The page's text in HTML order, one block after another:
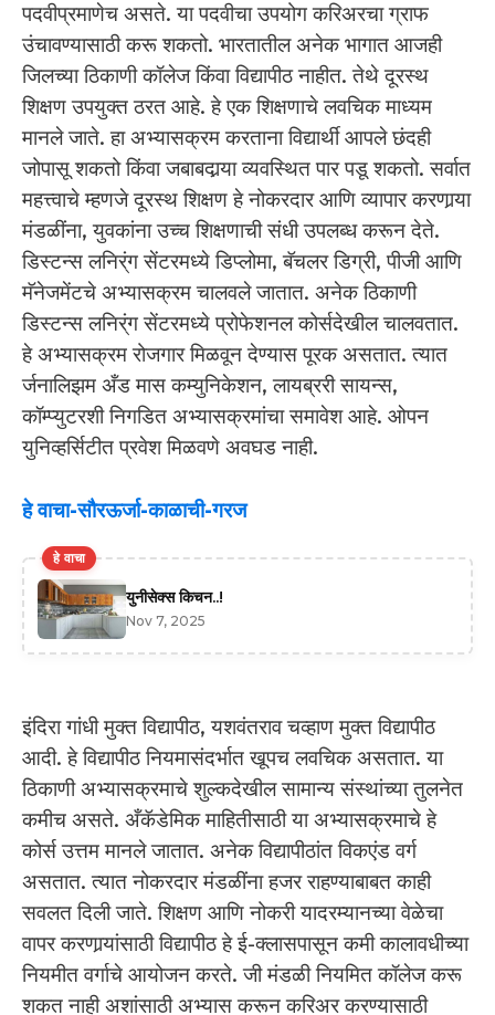
पदवीप्रमाणेच असते. या पदवीचा उपयोग करिअरचा ग्राफ
उंचावण्यासाठी करू शकतो. भारतातील अनेक भागात आजही
जिलच्या ठिकाणी कॉलेज किंवा विद्यापीठ नाहीत. तेथे दूरस्थ
शिक्षण उपयुक्त ठरत आहे. हे एक शिक्षणाचे लवचिक माध्यम
मानले जाते. हा अभ्यासक्रम करताना विद्यार्थी आपले छंदही
जोपासू शकतो किंवा जबाबदार्‍या व्यवस्थित पार पडू शकतो. सर्वात
महत्त्वाचे म्हणजे दूरस्थ शिक्षण हे नोकरदार आणि व्यापार करणार्‍या
मंडळींना, युवकांना उच्च शिक्षणाची संधी उपलब्ध करून देते.
डिस्टन्स लनिर्ंग सेंटरमध्ये डिप्लोमा, बॅचलर डिग्री, पीजी आणि
मॅनेजमेंटचे अभ्यासक्रम चालवले जातात. अनेक ठिकाणी
डिस्टन्स लनिर्ंग सेंटरमध्ये प्रोफेशनल कोर्सदेखील चालवतात.
हे अभ्यासक्रम रोजगार मिळवून देण्यास पूरक असतात. त्यात
र्जनालिझम अँड मास कम्युनिकेशन, लायब्ररी सायन्स,
कॉम्प्युटरशी निगडित अभ्यासक्रमांचा समावेश आहे. ओपन
युनिव्हर्सिटीत प्रवेश मिळवणे अवघड नाही.
हे वाचा-सौरऊर्जा-काळाची-गरज
हे वाचा
युनीसेक्स किचन..!
Nov 7, 2025
इंदिरा गांधी मुक्त विद्यापीठ, यशवंतराव चव्हाण मुक्त विद्यापीठ
आदी. हे विद्यापीठ नियमासंदर्भात खूपच लवचिक असतात. या
ठिकाणी अभ्यासक्रमाचे शुल्कदेखील सामान्य संस्थांच्या तुलनेत
कमीच असते. अँकॅडेमिक माहितीसाठी या अभ्यासक्रमाचे हे
कोर्स उत्तम मानले जातात. अनेक विद्यापीठांत विकएंड वर्ग
असतात. त्यात नोकरदार मंडळींना हजर राहण्याबाबत काही
सवलत दिली जाते. शिक्षण आणि नोकरी यादरम्यानच्या वेळेचा
वापर करणार्‍यांसाठी विद्यापीठ हे ई-क्लासपासून कमी कालावधीच्या
नियमीत वर्गाचे आयोजन करते. जी मंडळी नियमित कॉलेज करू
शकत नाही अशांसाठी अभ्यास करून करिअर करण्यासाठी